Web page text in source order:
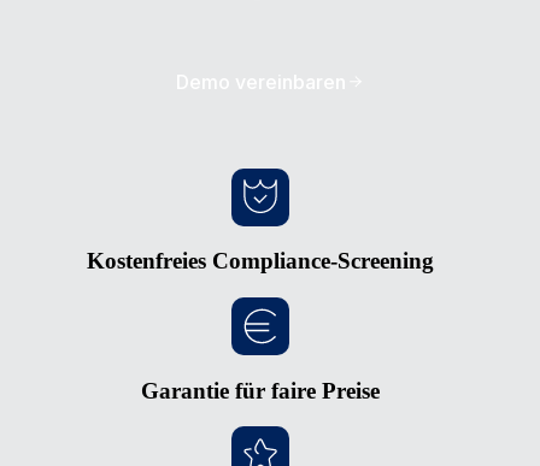
Demo vereinbaren
Kostenfreies Compliance-Screening
Garantie für faire Preise